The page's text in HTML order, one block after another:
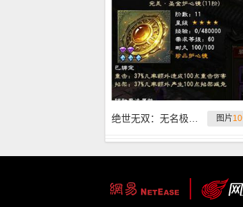
图片10